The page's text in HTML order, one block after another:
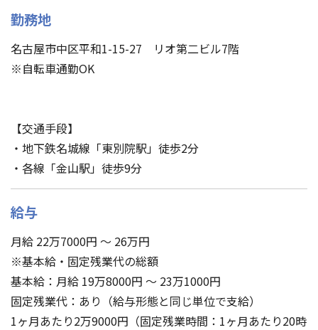
勤務地
名古屋市中区平和1-15-27 リオ第二ビル7階
※自転車通勤OK
【交通手段】
・地下鉄名城線「東別院駅」徒歩2分
・各線「金山駅」徒歩9分
給与
月給 22万7000円 ～ 26万円
※基本給・固定残業代の総額
基本給：月給 19万8000円 ～ 23万1000円
固定残業代：あり（給与形態と同じ単位で支給）
1ヶ月あたり2万9000円（固定残業時間：1ヶ月あたり20時